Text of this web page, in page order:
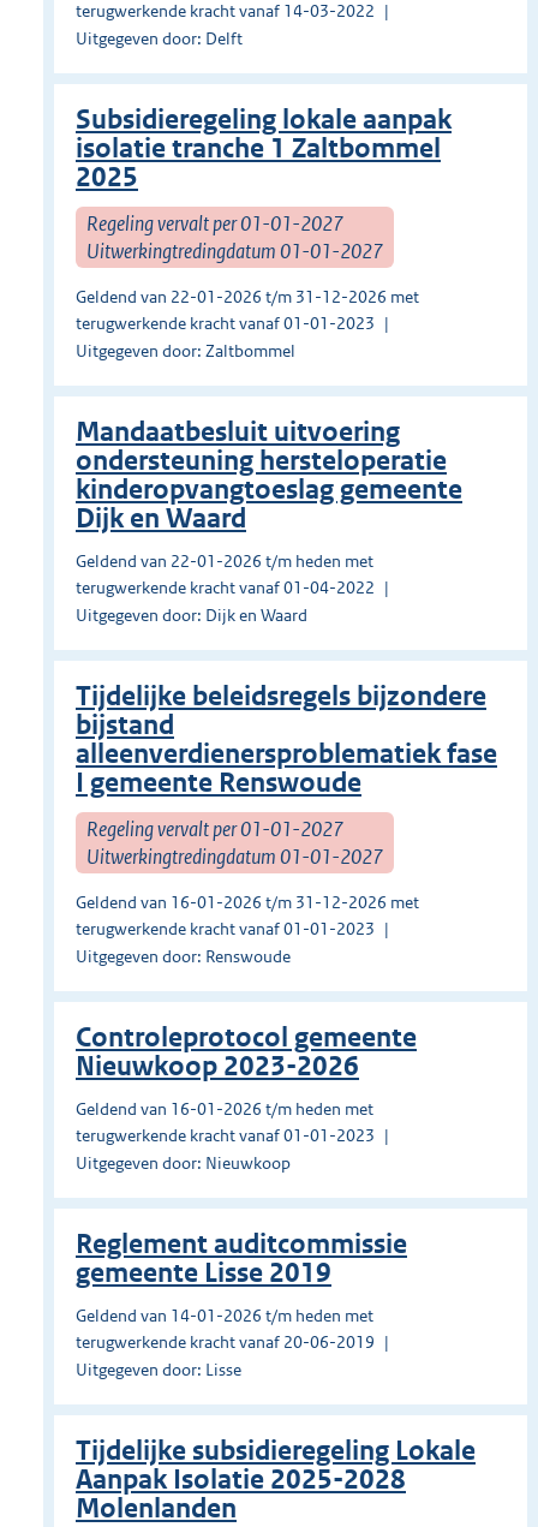
terugwerkende kracht vanaf 14-03-2022
Uitgegeven door: Delft
Subsidieregeling lokale aanpak
isolatie tranche 1 Zaltbommel
2025
Regeling vervalt per 01-01-2027
Uitwerkingtredingdatum 01-01-2027
Geldend van 22-01-2026 t/m 31-12-2026 met
terugwerkende kracht vanaf 01-01-2023
Uitgegeven door: Zaltbommel
Mandaatbesluit uitvoering
ondersteuning hersteloperatie
kinderopvangtoeslag gemeente
Dijk en Waard
Geldend van 22-01-2026 t/m heden met
terugwerkende kracht vanaf 01-04-2022
Uitgegeven door: Dijk en Waard
Tijdelijke beleidsregels bijzondere
bijstand
alleenverdienersproblematiek fase
I gemeente Renswoude
Regeling vervalt per 01-01-2027
Uitwerkingtredingdatum 01-01-2027
Geldend van 16-01-2026 t/m 31-12-2026 met
terugwerkende kracht vanaf 01-01-2023
Uitgegeven door: Renswoude
Controleprotocol gemeente
Nieuwkoop 2023-2026
Geldend van 16-01-2026 t/m heden met
terugwerkende kracht vanaf 01-01-2023
Uitgegeven door: Nieuwkoop
Reglement auditcommissie
gemeente Lisse 2019
Geldend van 14-01-2026 t/m heden met
terugwerkende kracht vanaf 20-06-2019
Uitgegeven door: Lisse
Tijdelijke subsidieregeling Lokale
Aanpak Isolatie 2025-2028
Molenlanden